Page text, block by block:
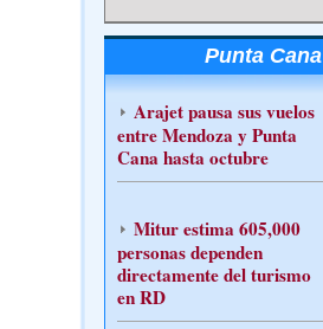
Punta Cana
Arajet pausa sus vuelos
entre Mendoza y Punta
Cana hasta octubre
Mitur estima 605,000
personas dependen
directamente del turismo
en RD